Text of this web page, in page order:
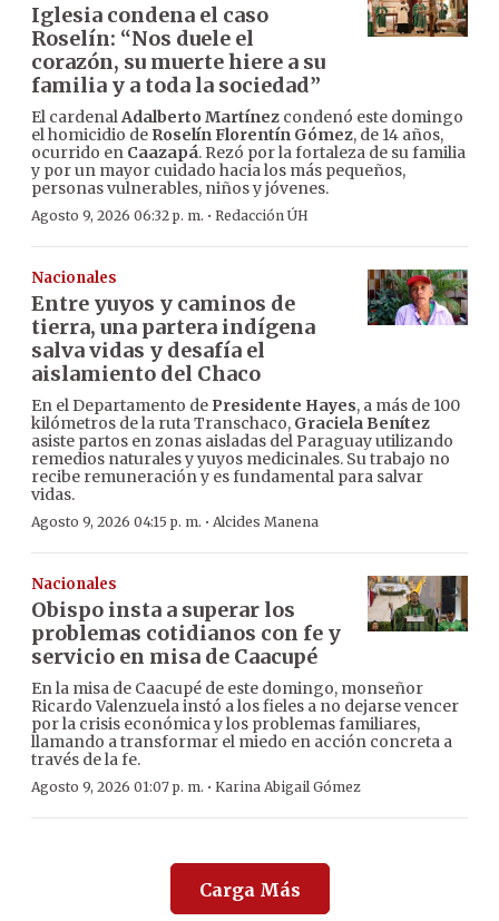
Iglesia condena el caso
Roselín: “Nos duele el
corazón, su muerte hiere a su
familia y a toda la sociedad”
El cardenalAdalberto Martínez condenó este domingo
el homicidio de Roselín Florentín Gómez, de 14 años,
ocurrido en Caazapá. Rezó por la fortaleza de su familia
y por un mayor cuidado hacia los más pequeños,
personas vulnerables, niños y jóvenes.
Agosto 9, 2026 06:32 p. m. · Redacción ÚH
Nacionales
Entre yuyos y caminos de
tierra, una partera indígena
salva vidas y desafía el
aislamiento del Chaco
En el Departamento de Presidente Hayes, a más de 100
kilómetros de la ruta Transchaco, Graciela Benítez
asiste partos en zonas aisladas del Paraguay utilizando
remedios naturales y yuyos medicinales. Su trabajo no
recibe remuneración y es fundamental para salvar
vidas.
Agosto 9, 2026 04:15 p. m. · Alcides Manena
Nacionales
Obispo insta a superar los
problemas cotidianos con fe y
servicio en misa de Caacupé
En la misa de Caacupé de este domingo, monseñor
Ricardo Valenzuela instó a los fieles a no dejarse vencer
por la crisis económica y los problemas familiares,
llamando a transformar el miedo en acción concreta a
través de la fe.
Agosto 9, 2026 01:07 p. m. · Karina Abigail Gómez
Carga Más